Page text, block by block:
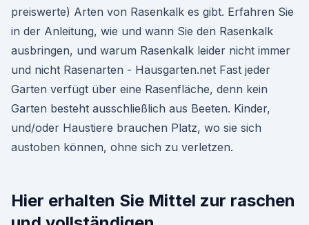
preiswerte) Arten von Rasenkalk es gibt. Erfahren Sie
in der Anleitung, wie und wann Sie den Rasenkalk
ausbringen, und warum Rasenkalk leider nicht immer
und nicht Rasenarten - Hausgarten.net Fast jeder
Garten verfügt über eine Rasenfläche, denn kein
Garten besteht ausschließlich aus Beeten. Kinder,
und/oder Haustiere brauchen Platz, wo sie sich
austoben können, ohne sich zu verletzen.
Hier erhalten Sie Mittel zur raschen